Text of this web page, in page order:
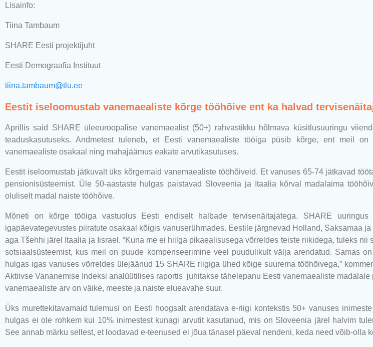
Lisainfo:
Tiina Tambaum
SHARE Eesti projektijuht
Eesti Demograafia Instituut
tiina.tambaum@tlu.ee
Eestit iseloomustab vanemaealiste kõrge tööhõive ent ka halvad
Aprillis said SHARE üleeuroopalise vanemaealist (50+) rahvastikku hõlmava küsitlusuuringu
teaduskasutuseks. Andmetest tuleneb, et Eesti vanemaealiste tööiga püsib kõrge, ent meil on
vanemaealiste osakaal ning mahajäämus eakate arvutikasutuses.
Eestit iseloomustab jätkuvalt üks kõrgemaid vanemaealiste tööhõiveid. Et vanuses 65-74 jätkavad
pensionisüsteemist. Üle 50-aastaste hulgas paistavad Sloveenia ja Itaalia kõrval madalaima
oluliselt madal naiste tööhõive.
Mõneti on kõrge tööiga vastuolus Eesti endiselt halbade tervisenäitajatega. SHARE
igapäevategevustes piiratute osakaal kõigis vanuserühmades. Eestile järgnevad Holland, Saksamaa
aga Tšehhi järel Itaalia ja Iisrael. “Kuna me ei hiilga pikaealisusega võrreldes teiste riikidega, tuleks
sotsiaalsüsteemist, kus meil on puude kompenseerimine veel puudulikult välja arendatud. Samas
hulgas igas vanuses võrreldes ülejäänud 15 SHARE riigiga ühed kõige suurema tööhõivega,”
Aktiivse Vananemise Indeksi analüütilises raportis juhitakse tähelepanu Eesti vanemaealiste
vanemaealiste arv on väike, meeste ja naiste elueavahe suur.
Üks murettekitavamaid tulemusi on Eesti hoogsalt arendatava e-riigi kontekstis 50+ vanuses
hulgas ei ole rohkem kui 10% inimestest kunagi arvutit kasutanud, mis on Sloveenia järel halvim
See annab märku sellest, et loodavad e-teenused ei jõua tänasel päeval nendeni, keda need võib-olla